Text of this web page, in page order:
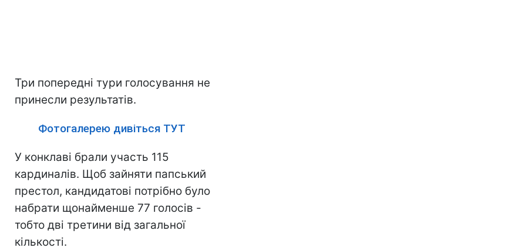
Три попередні тури голосування не
принесли результатів.
Фотогалерею дивіться ТУТ
У конклаві брали участь 115
кардиналів. Щоб зайняти папський
престол, кандидатові потрібно було
набрати щонайменше 77 голосів -
тобто дві третини від загальної
кількості.